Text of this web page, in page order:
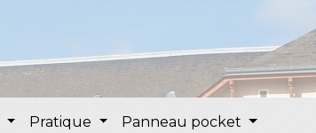
Pratique Panneau pocket